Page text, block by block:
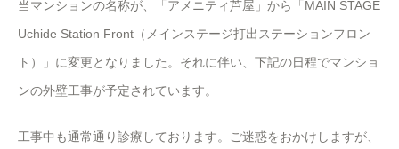
当マンションの名称が、「アメニティ芦屋」から「MAIN STAGE
Uchide Station Front（メインステージ打出ステーションフロン
ト）」に変更となりました。それに伴い、下記の日程でマンショ
ンの外壁工事が予定されています。
工事中も通常通り診療しております。ご迷惑をおかけしますが、